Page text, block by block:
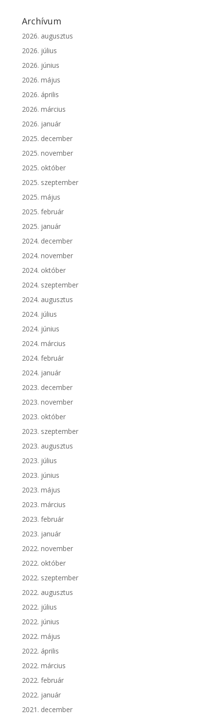
Archívum
2026. augusztus
2026. július
2026. június
2026. május
2026. április
2026. március
2026. január
2025. december
2025. november
2025. október
2025. szeptember
2025. május
2025. február
2025. január
2024. december
2024. november
2024. október
2024. szeptember
2024. augusztus
2024. július
2024. június
2024. március
2024. február
2024. január
2023. december
2023. november
2023. október
2023. szeptember
2023. augusztus
2023. július
2023. június
2023. május
2023. március
2023. február
2023. január
2022. november
2022. október
2022. szeptember
2022. augusztus
2022. július
2022. június
2022. május
2022. április
2022. március
2022. február
2022. január
2021. december